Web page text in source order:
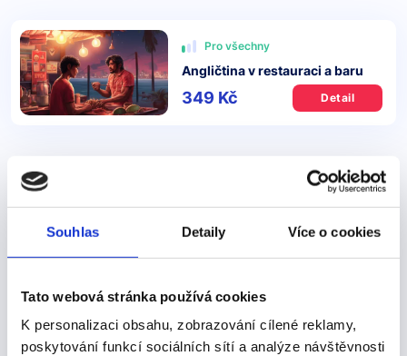
Souhlas Detaily Více o cookies
Tato webová stránka používá cookies
K personalizaci obsahu, zobrazování cílené reklamy,
poskytování funkcí sociálních sítí a analýze návštěvnosti
Pro všechny
Angličtina v restauraci a baru
349 Kč Detail
Další výrazy nebo fráze v této kategorii našeho
slovníku
"vivir"
Žít, bydlet -->